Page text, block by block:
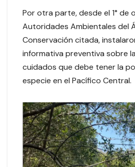
Por otra parte, desde el 1° de
Autoridades Ambientales del
Conservación citada,
informativa preventiva sobre
cuidados que debe tener la
especie en el Pacífico Central.